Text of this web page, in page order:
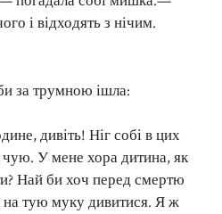
і відходять з нічим.
за трумною ішла:
дивіть! Ніг собі в цих
чую. У мене хора дитина, як
Най би хоч перед смертю
на тую муку дивитися. Я ж